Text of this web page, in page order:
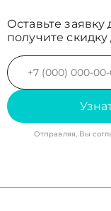
Оставьте
получите скидку
Отправляя, Вы